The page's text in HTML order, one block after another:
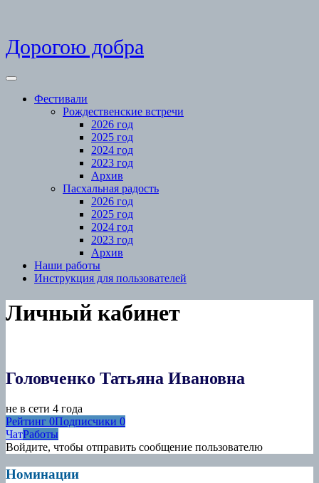
Skip
to
Дорогою добра
Open
Фестивали
Рождественские встречи
2026 год
2025 год
2024 год
2023 год
Архив
Пасхальная радость
2026 год
2025 год
2024 год
2023 год
Архив
Наши работы
Инструкция для пользователей
Close
Menu
Личный кабинет
Головченко Татьяна Ивановна
не в сети 4 года
Рейтинг 0Подписчики 0
ЧатРаботы
Войдите, чтобы отправить сообщение пользователю
Номинации